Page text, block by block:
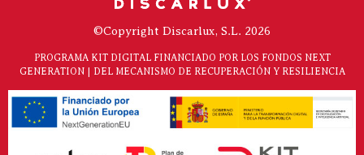
©Copyright Discarlux, S.L. 2026
PROGRAMA KIT DIGITAL FINANCIADO POR LOS FONDOS NEXT
GENERATION | DEL MECANISMO DE RECUPERACIÓN Y RESILIENCIA